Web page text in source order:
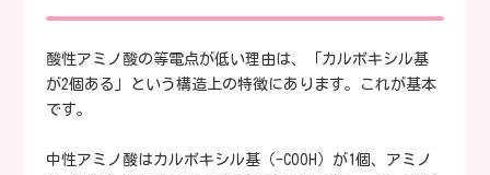
酸性アミノ酸の等電点が低い理由は、「カルボキシル基
が2個ある」という構造上の特徴にあります。これが基本
です。
中性アミノ酸はカルボキシル基（-COOH）が1個、アミノ